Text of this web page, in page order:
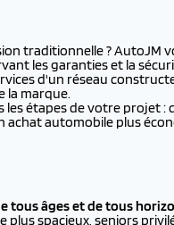
traditionnelle ?
les garanties et la
d'un réseau
la marque.
étapes de votre projet
achat automobile plus
tous âges et de tous
spacieux, seniors